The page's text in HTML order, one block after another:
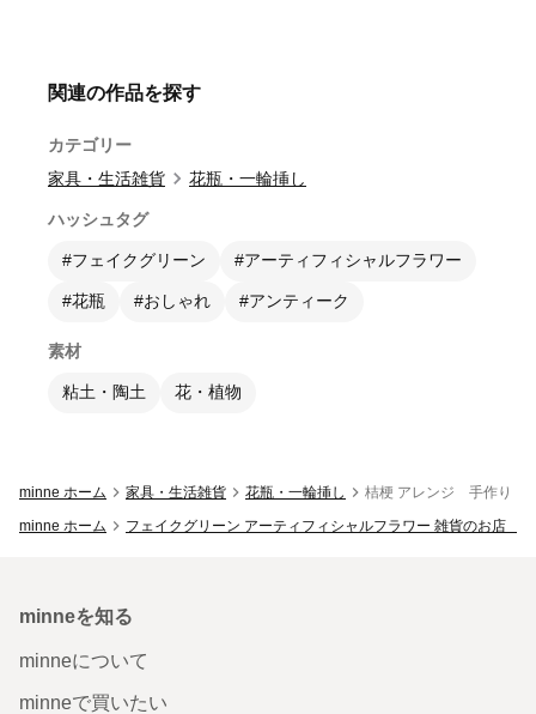
関連の作品を探す
カテゴリー
家具・生活雑貨
花瓶・一輪挿し
ハッシュタグ
#フェイクグリーン #アーティフィシャルフラワー
#花瓶 #おしゃれ #アンティーク
素材
粘土・陶土 花・植物
minne ホーム 家具・生活雑貨 花瓶・一輪挿し
桔梗 アレンジ 手作り ア
minne ホーム
フェイクグリーン アーティフィシャルフラワー 雑貨のお店
minneを知る
minneについて
minneで買いたい